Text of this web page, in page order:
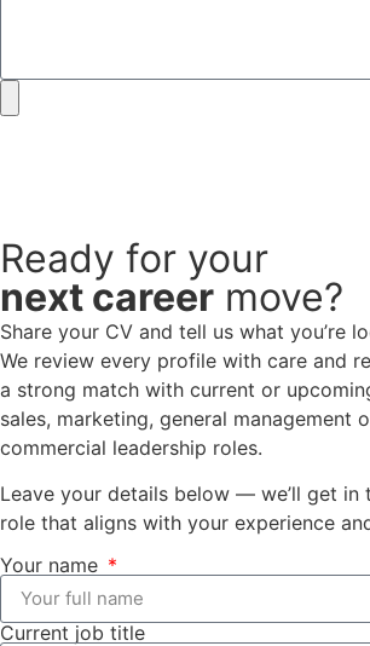
Ready for your
next career move?
Share your CV and tell us what you’re
We review every profile with care and
a strong match with current or
sales, marketing, general management
commercial leadership roles.
Leave your details below — we’ll get in
role that aligns with your experience
Your name
Current job title